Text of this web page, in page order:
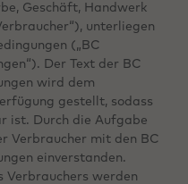
Geschäft, Handwerk
unterliegen
(„BC
Der Text der BC
wird dem
gestellt, sodass
ist. Durch die Aufgabe
Verbraucher mit den BC
einverstanden.
Verbrauchers werden